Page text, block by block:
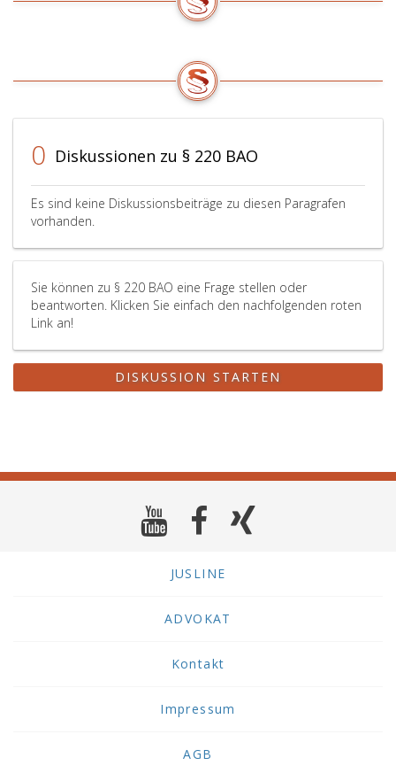
0 Diskussionen zu § 220 BAO
Es sind keine Diskussionsbeiträge zu diesen Paragrafen
vorhanden.
Sie können zu § 220 BAO eine Frage stellen oder
beantworten. Klicken Sie einfach den nachfolgenden roten
Link an!
DISKUSSION STARTEN
JUSLINE
ADVOKAT
Kontakt
Impressum
AGB